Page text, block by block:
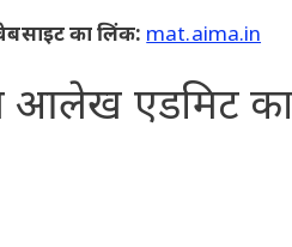
का लिंक: mat.aima.in
आलेख एडमिट